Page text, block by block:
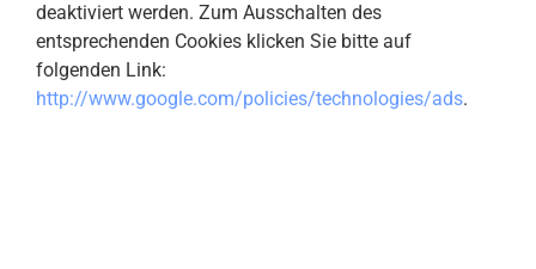
deaktiviert werden. Zum Ausschalten des
entsprechenden Cookies klicken Sie bitte auf
folgenden Link:
http://www.google.com/policies/technologies/ads.